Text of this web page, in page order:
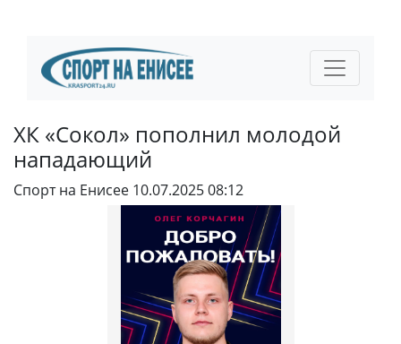
ХК «Сокол» пополнил молодой
нападающий
Спорт на Енисее 10.07.2025 08:12